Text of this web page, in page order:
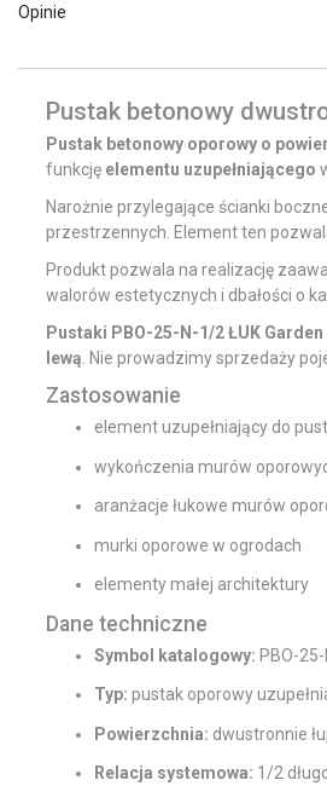
Opinie
Pustak betonowy
Pustak betonowy oporowy o
funkcję elementu uzupełniającego
Narożnie przylegające ścianki
przestrzennych. Element ten
Produkt pozwala na realizację
walorów estetycznych i dbałości o
Pustaki PBO-25-N-1/2 ŁUK
lewą . Nie prowadzimy sprzedaży
Zastosowanie
element uzupełniający do
wykończenia murów
aranżacje łukowe murów
murki oporowe w ogrodach
elementy małej architektury
Dane techniczne
Symbol katalogowy: PBO-
Typ: pustak oporowy
Powierzchnia: dwustronnie
Relacja systemowa: 1/2